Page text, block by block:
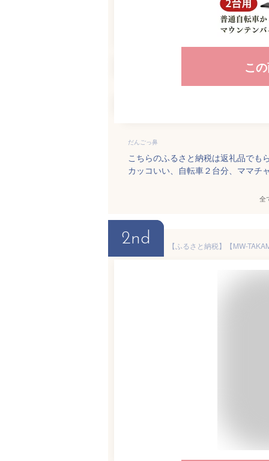
こ
だんごっ鼻
こちらのふるさと納税は返礼品でも
カッコいい、自転車２台分、ママチ
全
2nd